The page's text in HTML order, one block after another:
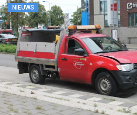
NIEUWS